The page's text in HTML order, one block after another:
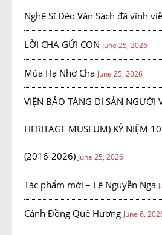
Nghệ Sĩ Đèo Văn Sách đã vĩnh
LỜI CHA GỬI CON June 25, 2026
Mùa Hạ Nhớ Cha June 25, 2026
VIỆN BẢO TÀNG DI SẢN NGƯỜI
HERITAGE MUSEUM) KỶ NIỆM
(2016-2026) June 25, 2026
Tác phẩm mới – Lê Nguyễn Nga
Cánh Đồng Quê Hương June 6,